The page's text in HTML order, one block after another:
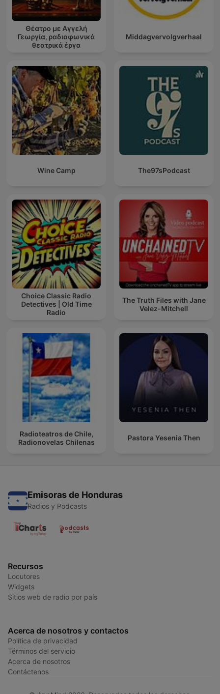
Θέατρο με Αγγελή
Γεωργία, ραδιοφωνικά
θεατρικά έργα
Middagvervolgverhaal
Wine Camp The97sPodcast
Choice Classic Radio
Detectives | Old Time
Radio
The Truth Files with Jane
Velez-Mitchell
Radioteatros de Chile,
Radionovelas Chilenas
Pastora Yesenia Then
Emisoras de Honduras
Radios y Podcasts
Recursos
Locutores
Widgets
Sitios web de radio por país
Acerca de nosotros y contactos
Política de privacidad
Términos del servicio
Acerca de nosotros
Contáctenos